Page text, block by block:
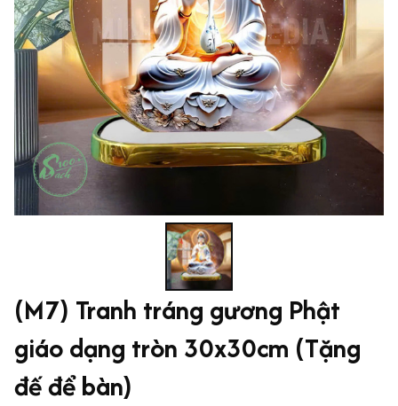
(M7) Tranh tráng gương Phật
giáo dạng tròn 30x30cm (Tặng
đế để bàn)